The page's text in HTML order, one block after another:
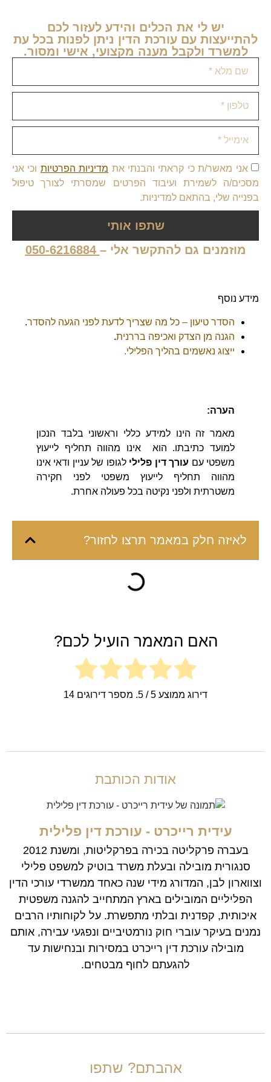
יש לי את הכלים והידע לעזור לכם
להתייעצות עם עורכת הדין ניתן לפנות בכל עת
למשרד ולקבל מענה מקצועי, אישי ומסור.
אני מאשר/ת כי קראתי והבנתי את מדיניות הפרטיות וכי אני
מסכים/ה לשמירת ועיבוד הפרטים שמסרתי לצורך טיפול
בפנייה שלי, בהתאם למדיניות.
שתפו אותי
מוזמנים גם להתקשר אלי – 050-6216884
מידע נוסף
הסדר טיעון – כל מה שצריך לדעת לפני הגעה להסדר.
הגנה מן הצדק ואכיפה בררנית.
ייצוג נאשמים בהליך הפלילי.
הערה:
מאמר זה הינו למידע כללי וראשוני בלבד הנכון
למועד כתיבתו. הוא אינו מהווה תחליף לייעוץ
משפטי עם עורך דין פלילי לגופו של עניין ודאי אינו
מהווה תחליף לייעוץ משפטי לפני חקירה
משטרתית ולפני נקיטה בכל פעולה אחרת.
לאיזה חלק במאמר תרצו לחזור?
האם המאמר הועיל לכם?
דירוג ממוצע 5/ 5. מספר דירוגים 14
אודות הכותבת
עידית רייכרט - עורכת דין פלילית
בעברה פרקליטה בכירה בפרקליטות, ומשנת 2012
סנגורית מובילה ובעלת משרד בוטיק למשפט פלילי
וצווארון לבן, המדורג מידי שנה כאחד ממשרדי עורכי הדין
הפליליים המובילים בארץ המתחייב להגנה משפטית
איכותית, קפדנית ובלתי מתפשרת. על לקוחותיו הרבים
נמנים בעיקר עוברי חוק נורמטיביים ונפגעי עבירה, אותם
מובילה עורכת דין רייכרט במסירות ובנחישות עד
להגעתם לחוף מבטחים.
אהבתם? שתפו